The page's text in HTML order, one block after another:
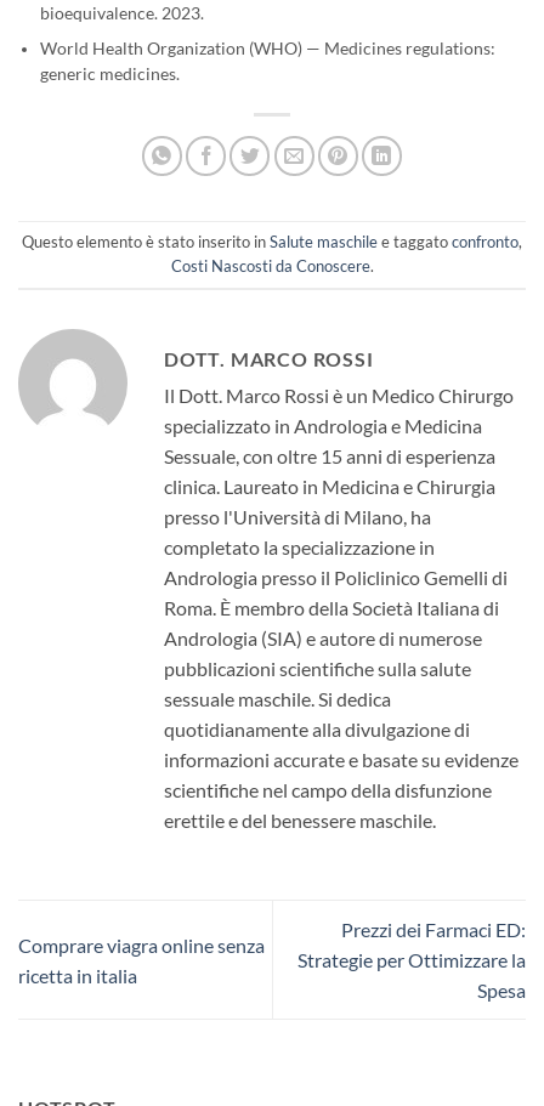
bioequivalence. 2023.
World Health Organization (WHO) — Medicines regulations:
generic medicines.
Questo elemento è stato inserito inSalute maschilee taggatoconfronto,
Costi Nascosti da Conoscere.
DOTT. MARCO ROSSI
Il Dott. Marco Rossi è un Medico Chirurgo
specializzato in Andrologia e Medicina
Sessuale, con oltre 15 anni di esperienza
clinica. Laureato in Medicina e Chirurgia
presso l'Università di Milano, ha
completato la specializzazione in
Andrologia presso il Policlinico Gemelli di
Roma. È membro della Società Italiana di
Andrologia (SIA) e autore di numerose
pubblicazioni scientifiche sulla salute
sessuale maschile. Si dedica
quotidianamente alla divulgazione di
informazioni accurate e basate su evidenze
scientifiche nel campo della disfunzione
erettile e del benessere maschile.
Comprare viagra online senza
ricetta in italia
Prezzi dei Farmaci ED:
Strategie per Ottimizzare la
Spesa